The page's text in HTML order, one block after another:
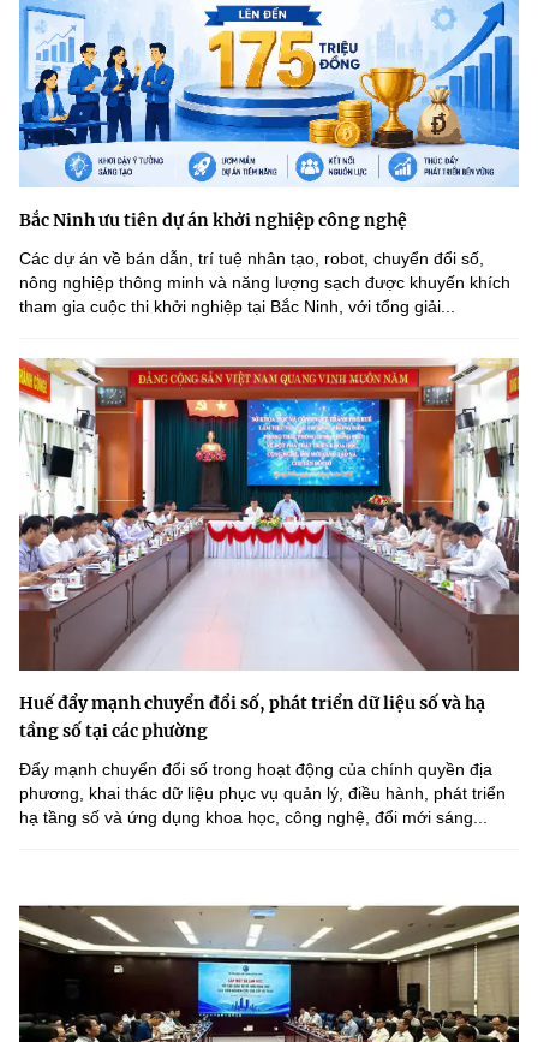
Bắc Ninh ưu tiên dự án khởi nghiệp công nghệ
Các dự án về bán dẫn, trí tuệ nhân tạo, robot, chuyển đổi số,
nông nghiệp thông minh và năng lượng sạch được khuyến khích
tham gia cuộc thi khởi nghiệp tại Bắc Ninh, với tổng giải...
Huế đẩy mạnh chuyển đổi số, phát triển dữ liệu số và hạ
tầng số tại các phường
Đẩy mạnh chuyển đổi số trong hoạt động của chính quyền địa
phương, khai thác dữ liệu phục vụ quản lý, điều hành, phát triển
hạ tầng số và ứng dụng khoa học, công nghệ, đổi mới sáng...